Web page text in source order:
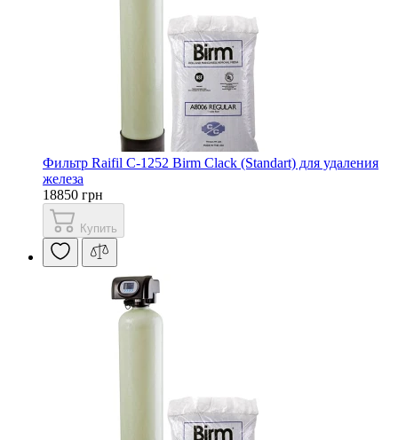
Фильтр Raifil С-1252 Birm Clack (Standart) для удаления
железа
18850 грн
Купить